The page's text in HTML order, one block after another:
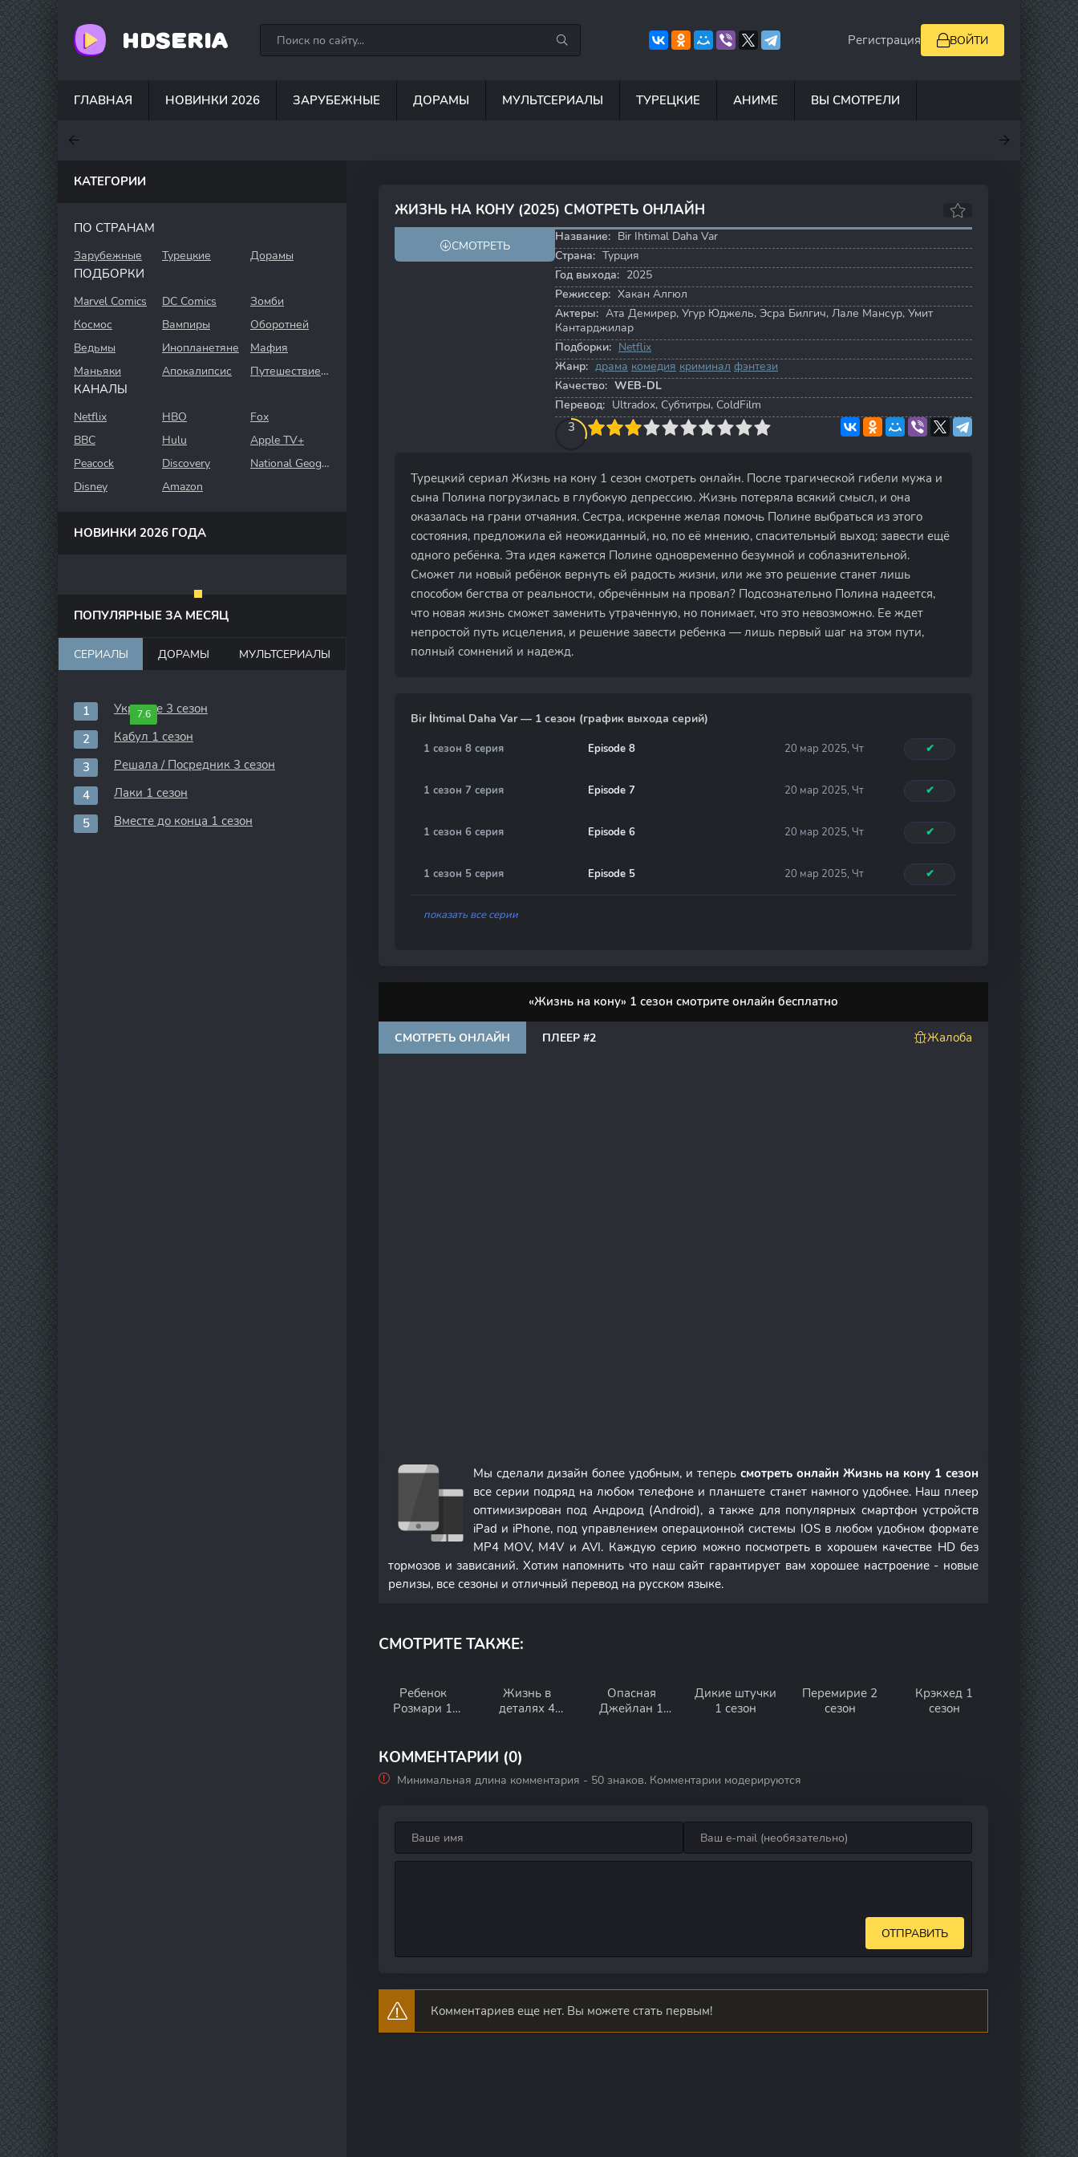
HDSERIA Регистрация ВОЙТИ
ГЛАВНАЯ НОВИНКИ 2026 ЗАРУБЕЖНЫЕ ДОРАМЫ МУЛЬТСЕРИАЛЫ ТУРЕЦКИЕ АНИМЕ ВЫ СМОТРЕЛИ
6.9
ЖИЗНЬ НА КОНУ (2025) СМОТРЕТЬ ОНЛАЙН
6.4
СМОТРЕТЬ
Название: Bir Ihtimal Daha Var
Страна: Турция
Год выхода: 2025
Режиссер: Хакан Алгюл
Актеры: Ата Демирер, Угур Юджель, Эсра Билгич, Лале Мансур, Умит
Кантарджилар
Подборки: Netflix
Жанр: драма комедия криминал фэнтези
Качество: WEB-DL
Перевод: Ultradox, Субтитры, ColdFilm
3
4 5 6 7 8 9 10
Турецкий сериал Жизнь на кону 1 сезон смотреть онлайн. После трагической гибели мужа и
сына Полина погрузилась в глубокую депрессию. Жизнь потеряла всякий смысл, и она
оказалась на грани отчаяния. Сестра, искренне желая помочь Полине выбраться из этого
состояния, предложила ей неожиданный, но, по её мнению, спасительный выход: завести ещё
одного ребёнка. Эта идея кажется Полине одновременно безумной и соблазнительной.
Сможет ли новый ребёнок вернуть ей радость жизни, или же это решение станет лишь
способом бегства от реальности, обречённым на провал? Подсознательно Полина надеется,
что новая жизнь сможет заменить утраченную, но понимает, что это невозможно. Ее ждет
непростой путь исцеления, и решение завести ребенка — лишь первый шаг на этом пути,
полный сомнений и надежд.
Bir İhtimal Daha Var — 1 сезон (график выхода серий)
1 сезон 8 серия Episode 8 20 мар 2025, Чт ✔
1 сезон 7 серия Episode 7 20 мар 2025, Чт ✔
1 сезон 6 серия Episode 6 20 мар 2025, Чт ✔
1 сезон 5 серия Episode 5 20 мар 2025, Чт ✔
показать все серии
«Жизнь на кону» 1 сезон смотрите онлайн бесплатно
СМОТРЕТЬ ОНЛАЙН ПЛЕЕР #2 Жалоба
Мы сделали дизайн более удобным, и теперь смотреть онлайн Жизнь на кону 1 сезон
все серии подряд на любом телефоне и планшете станет намного удобнее. Наш плеер
оптимизирован под Андроид (Android), а также для популярных смартфон устройств
iPad и iPhone, под управлением операционной системы IOS в любом удобном формате
MP4 MOV, M4V и AVI. Каждую серию можно посмотреть в хорошем качестве HD без
тормозов и зависаний. Хотим напомнить что наш сайт гарантирует вам хорошее настроение - новые
релизы, все сезоны и отличный перевод на русском языке.
СМОТРИТЕ ТАКЖЕ:
Ребенок
Розмари 1
Жизнь в
деталях 4
Опасная
Джейлан 1
Дикие штучки
1 сезон
Перемирие 2
сезон
Крэкхед 1
сезон
КОММЕНТАРИИ (0)
Минимальная длина комментария - 50 знаков. Комментарии модерируются
ОТПРАВИТЬ
Комментариев еще нет. Вы можете стать первым!
КАТЕГОРИИ
ПО СТРАНАМ
Зарубежные Турецкие Дорамы
ПОДБОРКИ
Marvel Comics DC Comics
Зомби
Космос
Вампиры
Оборотней
Ведьмы
Инопланетяне
Мафия
Маньяки
Апокалипсис Путешествие во времени
КАНАЛЫ
Netflix HBO
Fox
BBC
Hulu
Apple TV+
Peacock
Discovery
National Geographic
Disney
Amazon
НОВИНКИ 2026 ГОДА
ПОПУЛЯРНЫЕ ЗА МЕСЯЦ
СЕРИАЛЫ ДОРАМЫ МУЛЬТСЕРИАЛЫ
7.6
Укрытие 3 сезон
Кабул 1 сезон
Решала / Посредник 3 сезон
Лаки 1 сезон
Вместе до конца 1 сезон